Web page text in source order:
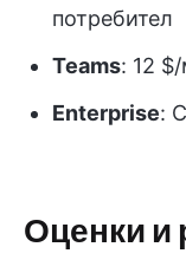
потребител
Teams: 12
Enterprise:
Оценки и